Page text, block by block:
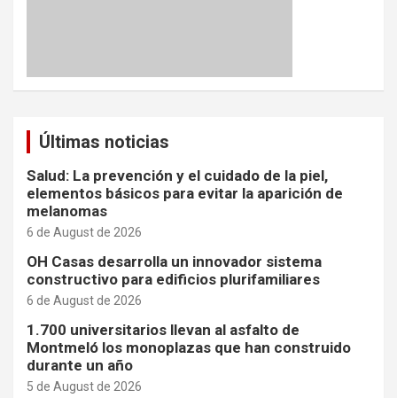
Últimas noticias
Salud: La prevención y el cuidado de la piel,
elementos básicos para evitar la aparición de
melanomas
6 de August de 2026
OH Casas desarrolla un innovador sistema
constructivo para edificios plurifamiliares
6 de August de 2026
1.700 universitarios llevan al asfalto de
Montmeló los monoplazas que han construido
durante un año
5 de August de 2026